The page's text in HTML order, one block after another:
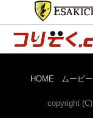
HOME ムービー
copyright (C)